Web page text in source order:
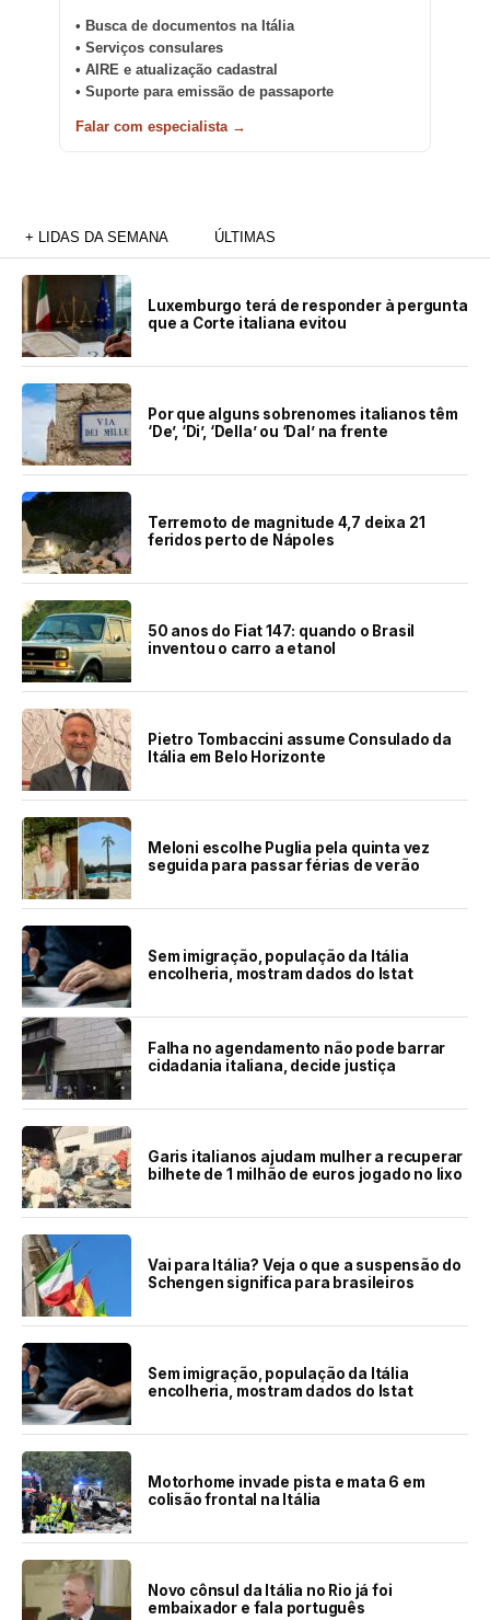
• Busca de documentos na Itália
• Serviços consulares
• AIRE e atualização cadastral
• Suporte para emissão de passaporte
Falar com especialista →
+ LIDAS DA SEMANA ÚLTIMAS
Luxemburgo terá de responder à pergunta
que a Corte italiana evitou
Por que alguns sobrenomes italianos têm
‘De’, ‘Di’, ‘Della’ ou ‘Dal’ na frente
Terremoto de magnitude 4,7 deixa 21
feridos perto de Nápoles
50 anos do Fiat 147: quando o Brasil
inventou o carro a etanol
Pietro Tombaccini assume Consulado da
Itália em Belo Horizonte
Meloni escolhe Puglia pela quinta vez
seguida para passar férias de verão
Sem imigração, população da Itália
encolheria, mostram dados do Istat
Falha no agendamento não pode barrar
cidadania italiana, decide justiça
Garis italianos ajudam mulher a recuperar
bilhete de 1 milhão de euros jogado no lixo
Vai para Itália? Veja o que a suspensão do
Schengen significa para brasileiros
Sem imigração, população da Itália
encolheria, mostram dados do Istat
Motorhome invade pista e mata 6 em
colisão frontal na Itália
Novo cônsul da Itália no Rio já foi
embaixador e fala português